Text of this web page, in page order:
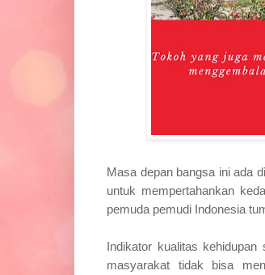
Masa depan bangsa ini ada
untuk mempertahankan
pemuda pemudi Indonesia
Indikator kualitas
masyarakat tidak bisa